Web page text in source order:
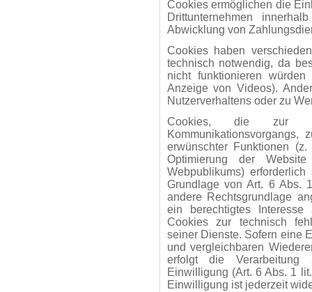
Cookies ermöglichen die
Drittunternehmen
Abwicklung von
Cookies haben
technisch notwendig, da
nicht funktionieren
Anzeige von Videos).
Nutzerverhaltens oder zu
Cookies, die zur
Kommunikationsvorgangs,
erwünschter Funktionen
Optimierung der
Webpublikums)
Grundlage von Art. 6 Abs.
andere Rechtsgrundlage
ein berechtigtes
Cookies zur technisch
seiner Dienste. Sofern eine
und vergleichbaren
erfolgt die Verarbeitung
Einwilligung (Art. 6 Abs. 1
Einwilligung ist jederzeit